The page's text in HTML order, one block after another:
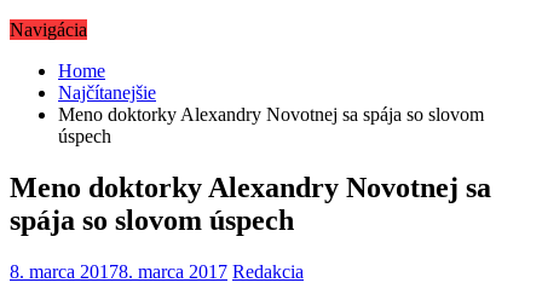
Navigácia
Home
Najčítanejšie
Meno doktorky Alexandry Novotnej sa spája so slovom
úspech
Meno doktorky Alexandry Novotnej sa
spája so slovom úspech
8. marca 20178. marca 2017 Redakcia